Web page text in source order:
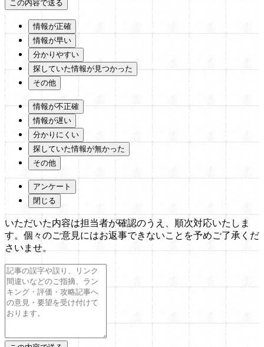
情報が正確
情報が早い
分かりやすい
探していた情報が見つかった
その他
情報が不正確
情報が遅い
分かりにくい
探していた情報が無かった
その他
アンケート
閉じる
いただいた内容は担当者が確認のうえ、順次対応いたしま
す。個々のご意見にはお返事できないことを予めご了承くだ
さいませ。